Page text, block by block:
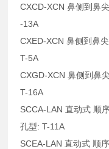
CXCD-XCN 鼻侧到鼻
-13A
CXED-XCN 鼻侧到鼻
T-5A
CXGD-XCN 鼻侧到鼻
T-16A
SCCA-LAN 直动式 顺
孔型: T-11A
SCEA-LAN 直动式 顺